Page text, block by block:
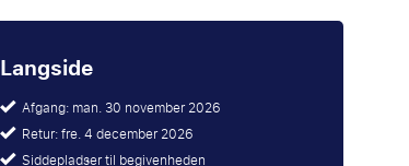
Langside
Afgang: man. 30 november 2026
Retur: fre. 4 december 2026
Siddepladser til begivenheden